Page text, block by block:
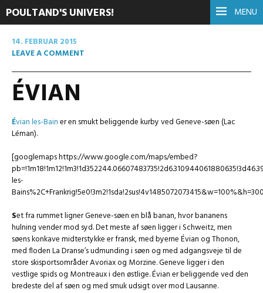
MENU
POULTAND'S UNIVERS!
14. FEBRUAR 2015
LEAVE A COMMENT
ÉVIAN
Évian les-Bainer en smukt beliggende kurby ved Geneve-søen (Lac
Léman).
[googlemaps https://www.google.com/maps/embed?
les-
Set fra rummet ligner Geneve-søen en blå banan, hvor bananens
hulning vender mod syd. Det meste af søen ligger i Schweitz, men
søens konkave midterstykke er fransk, med byerne Évian og Thonon,
med floden La Dranse’s udmunding i søen og med adgangsveje til de
store skisportsområder Avoriax og Morzine. Geneve ligger i den
vestlige spids og Montreaux i den østlige. Évian er beliggende ved den
bredeste del af søen og med smuk udsigt over mod Lausanne.